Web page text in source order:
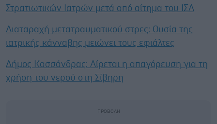
Στρατιωτικών Ιατρών μετά από αίτημα του ΙΣΑ
Διαταραχή μετατραυματικού στρες: Ουσία της
ιατρικής κάνναβης μειώνει τους εφιάλτες
Δήμος Κασσάνδρας: Αίρεται η απαγόρευση για τη
χρήση του νερού στη Σίβηρη